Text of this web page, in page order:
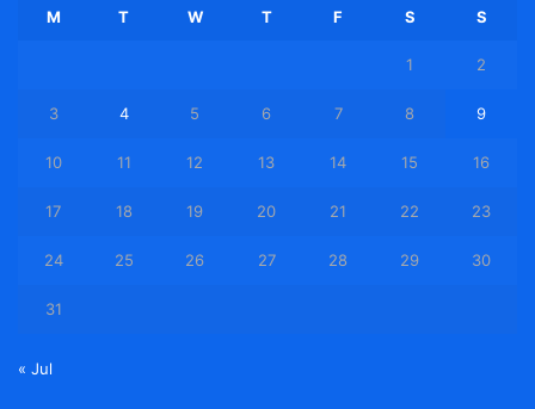
M T W T F S S
1 2
3 4 5 6 7 8 9
10 11 12 13 14 15 16
17 18 19 20 21 22 23
24 25 26 27 28 29 30
31
« Jul